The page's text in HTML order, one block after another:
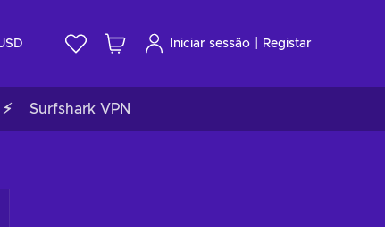
Iniciar sessão Registar
Surfshark VPN